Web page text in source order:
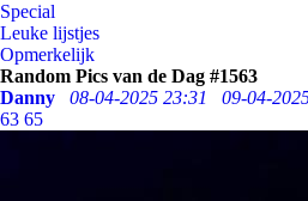
Special
Leuke lijstjes
Opmerkelijk
Random Pics van de Dag #1563
Danny
08-04-2025 23:31 09-04-
63 65